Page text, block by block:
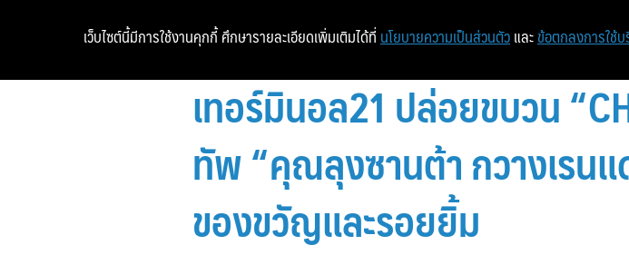
เทอร์มินอล21 ปล่อยขบวน
ทัพ “คุณลุงซานต้า กวางเรน
ของขวัญและรอยยิ้ม
เว็บไซต์นี้มีการใช้งานคุกกี้ ศึกษารายละเอียดเพิ่มเติมได้ที่ นโยบายความเป็นส่วนตัว และ ข้อตกลงการใช้บ